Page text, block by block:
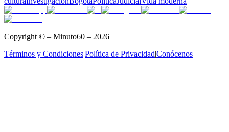
Copyright © – Minuto60 – 2026
Términos y Condiciones|Política de Privacidad|Conócenos